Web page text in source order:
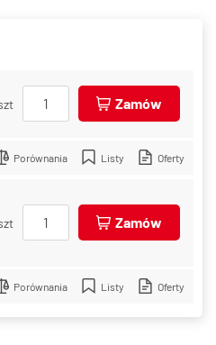
Zamów
Porównania Listy Oferty
Zamów
Porównania Listy Oferty